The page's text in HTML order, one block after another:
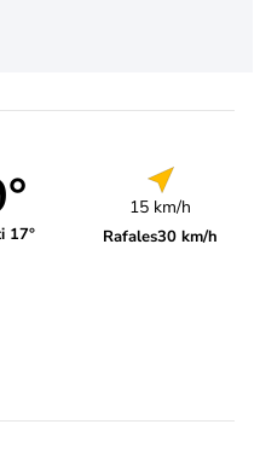
17°
15 km/h
Rafales30 km/h